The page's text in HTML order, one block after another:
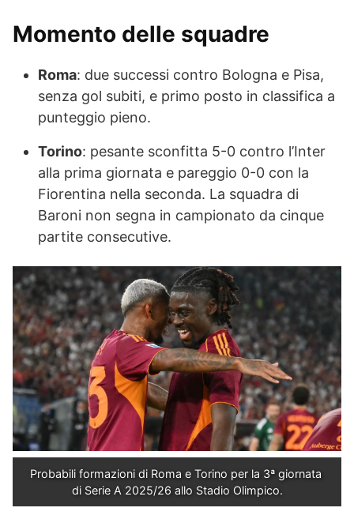
Momento delle squadre
Roma: due successi contro Bologna e Pisa,
senza gol subiti, e primo posto in classifica a
punteggio pieno.
Torino: pesante sconfitta 5-0 contro l’Inter
alla prima giornata e pareggio 0-0 con la
Fiorentina nella seconda. La squadra di
Baroni non segna in campionato da cinque
partite consecutive.
Probabili formazioni di Roma e Torino per la 3ª giornata
di Serie A 2025/26 allo Stadio Olimpico.